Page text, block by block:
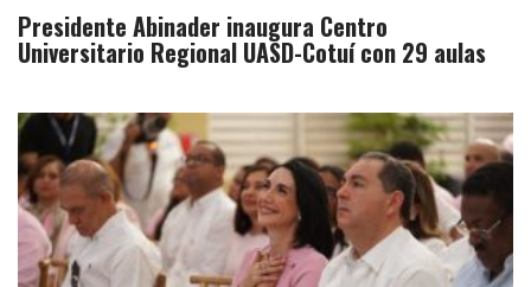
Presidente Abinader inaugura Centro
Universitario Regional UASD-Cotuí con 29 aulas